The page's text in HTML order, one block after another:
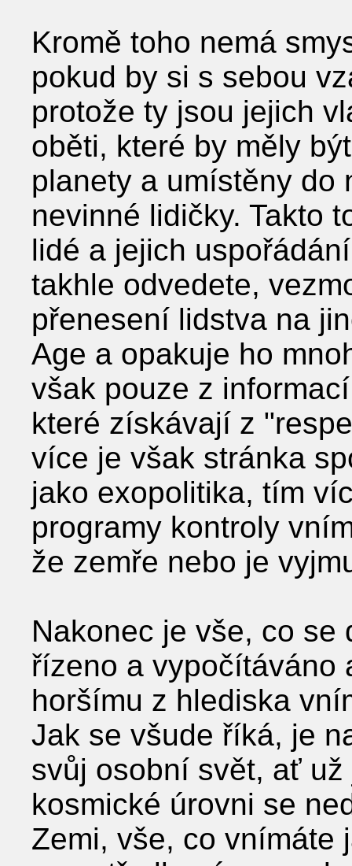
Kromě toho nemá
pokud by si s sebou
protože ty jsou jejich
oběti, které by měly
planety a umístěny do
nevinné lidičky. Takto
lidé a jejich
takhle odvedete,
přenesení lidstva na
Age a opakuje ho
však pouze z
které získávají z
více je však stránka
jako exopolitika, tím
programy kontroly
že zemře nebo je
Nakonec je vše, co se
řízeno a vypočítáváno
horšímu z hlediska
Jak se všude říká, je
svůj osobní svět, ať už
kosmické úrovni se
Zemi, vše, co vnímáte